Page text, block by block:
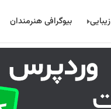
زیبایی بیوگرافی هنرمندان